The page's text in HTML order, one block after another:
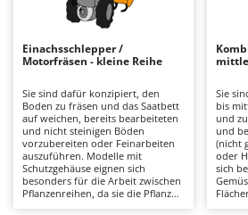
Anbaubagger Heckbagger für
Aschesauger
Astkettensägen -
Astscheren
Atemschutzgeräte
Aufroller für Olivennetze
Aufschnittmaschinen
ALA 2000
Alpina
Ama
Ambrogio Robot
Annovi Reverberi
ANTHBOT
Archman
Einachsschlepper /
Motorfräsen - kleine Reihe
Sie sind dafür konzipiert, den
Boden zu fräsen und das Saatbett
auf weichen, bereits bearbeiteten
und nicht steinigen Böden
vorzubereiten oder Feinarbeiten
auszuführen. Modelle mit
Schutzgehäuse eignen sich
besonders für die Arbeit zwischen
Pflanzenreihen, da sie die Pflanzen
Sie
bis
und
und
(nicht
oder
sich